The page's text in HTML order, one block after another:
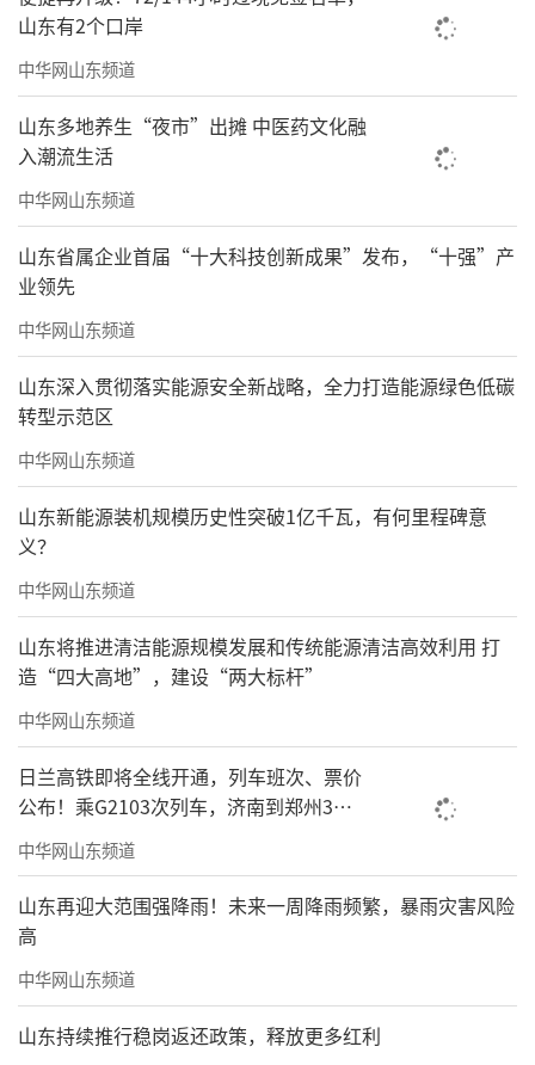
山东有2个口岸
中华网山东频道
山东多地养生“夜市”出摊 中医药文化融
入潮流生活
中华网山东频道
山东省属企业首届“十大科技创新成果”发布，“十强”产
业领先
中华网山东频道
山东深入贯彻落实能源安全新战略，全力打造能源绿色低碳
转型示范区
中华网山东频道
山东新能源装机规模历史性突破1亿千瓦，有何里程碑意
义？
中华网山东频道
山东将推进清洁能源规模发展和传统能源清洁高效利用 打
造“四大高地”，建设“两大标杆”
中华网山东频道
日兰高铁即将全线开通，列车班次、票价
公布！乘G2103次列车，济南到郑州3小
时到达
中华网山东频道
山东再迎大范围强降雨！未来一周降雨频繁，暴雨灾害风险
高
中华网山东频道
山东持续推行稳岗返还政策，释放更多红利